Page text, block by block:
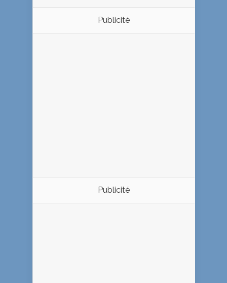
Publicité
Publicité